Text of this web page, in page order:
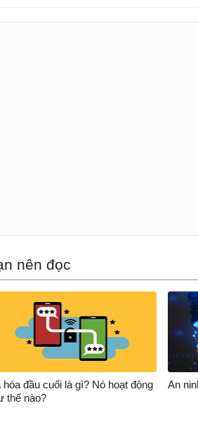
nên đọc
hóa đầu cuối là gì? Nó hoạt động
thế nào?
An